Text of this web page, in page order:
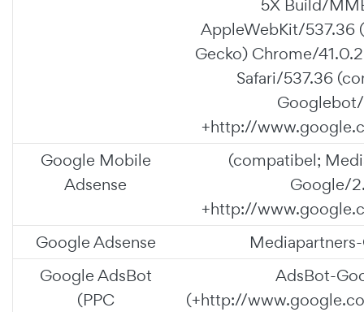
5X Build/
AppleWebKit/537.36
Gecko) Chrome/
Safari/537.36
+http://
Google Mobile
Adsense
(compatibel;
Google/
+http://
Google Adsense
Google AdsBot
(PPC
AdsBot-
(+http://